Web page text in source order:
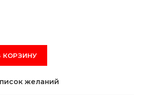
КОРЗИНУ
желаний